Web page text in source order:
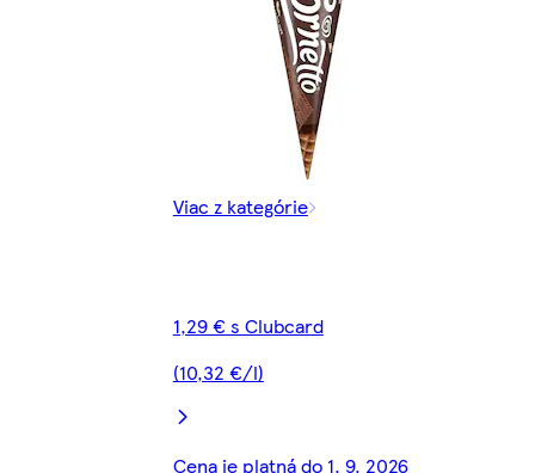
Viac z kategórie
1,29 € s Clubcard
(10,32 €/l)
Cena je platná do 1. 9. 2026